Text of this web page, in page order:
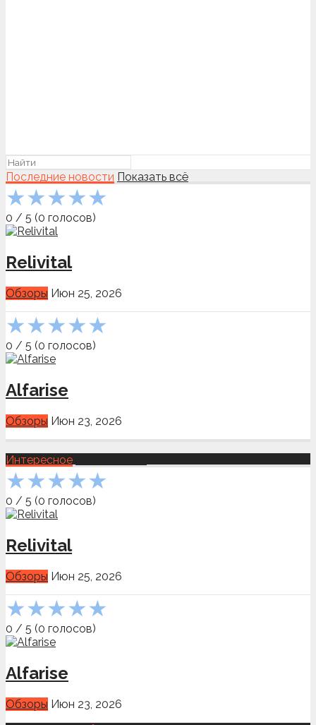
Последние новости Показать всё
★★★★★
0 / 5 (0 голосов)
Relivital
Обзоры Июн 25, 2026
★★★★★
0 / 5 (0 голосов)
Alfarise
Обзоры Июн 23, 2026
Интересное
★★★★★
0 / 5 (0 голосов)
Relivital
Обзоры Июн 25, 2026
★★★★★
0 / 5 (0 голосов)
Alfarise
Обзоры Июн 23, 2026